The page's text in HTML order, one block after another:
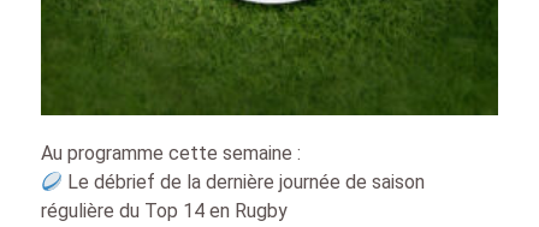
Au programme cette semaine :
Le débrief de la dernière journée de saison
régulière du Top 14 en Rugby